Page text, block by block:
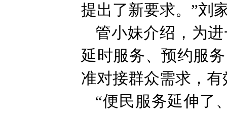
提出了新要求。”刘
管小妹介绍，为
延时服务、预约服
准对接群众需求，
“便民服务延伸了